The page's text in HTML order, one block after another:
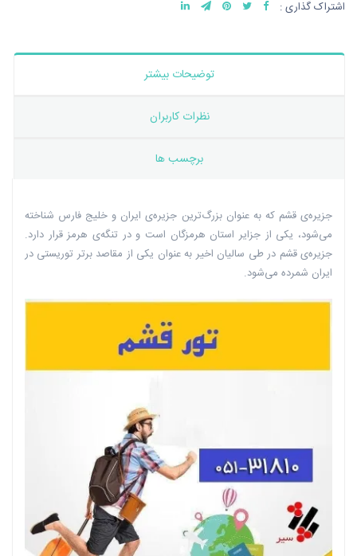
اشتراک گذاری :
توضیحات بیشتر
نظرات کاربران
برچسب ها
جزیره‌ی قشم که به عنوان بزرگ‌ترین جزیره‌ی ایران و خلیج فارس شناخته
می‌شود، یکی از جزایر استان هرمزگان است و در تنگه‌ی هرمز قرار دارد.
جزیره‌ی قشم در طی سالیان اخیر به عنوان یکی از مقاصد برتر توریستی در
ایران شمرده می‌شود.